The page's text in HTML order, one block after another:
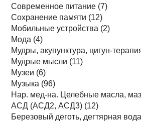
Современное питание (7)
Сохранение памяти (12)
Мобильные устройства (2)
Мода (4)
Мудры, акупунктура, цигун-
Мудрые мысли (11)
Музеи (6)
Музыка (96)
Нар. мед-на. Целебные масла,
АСД (АСД2, АСД3) (12)
Березовый деготь, дегтярная